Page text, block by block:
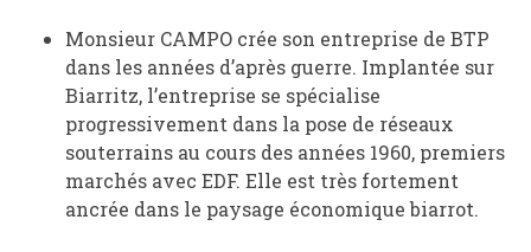
Monsieur CAMPO crée son entreprise de BTP
dans les années d’après guerre. Implantée sur
Biarritz, l’entreprise se spécialise
progressivement dans la pose de réseaux
souterrains au cours des années 1960, premiers
marchés avec EDF. Elle est très fortement
ancrée dans le paysage économique biarrot.